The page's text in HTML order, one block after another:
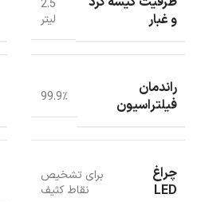
و غبار
2.5
لیتر
راندمان
فیلتراسیون
99.9٪
چراغ
LED
برای تشخیص
نقاط کثیف